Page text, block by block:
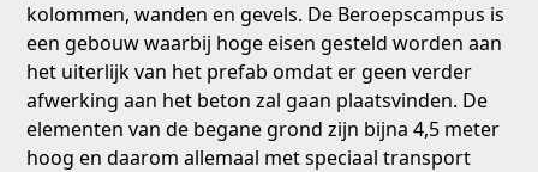
kolommen, wanden en gevels. De Beroepscampus is
een gebouw waarbij hoge eisen gesteld worden aan
het uiterlijk van het prefab omdat er geen verder
afwerking aan het beton zal gaan plaatsvinden. De
elementen van de begane grond zijn bijna 4,5 meter
hoog en daarom allemaal met speciaal transport